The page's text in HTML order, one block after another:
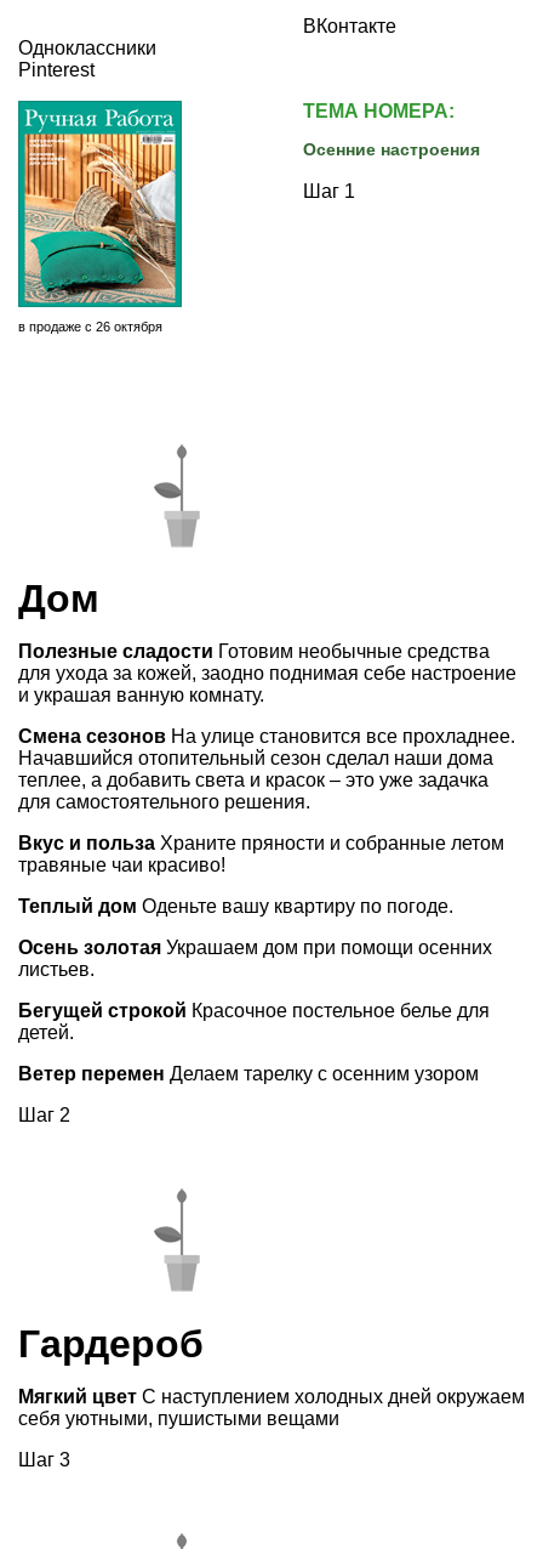
ВКонтакте
Одноклассники
Pinterest
в продаже с 26 октября
ТЕМА НОМЕРА:
Осенние настроения
Шаг 1
Дом
Полезные сладости Готовим необычные средства
для ухода за кожей, заодно поднимая себе настроение
и украшая ванную комнату.
Смена сезонов На улице становится все прохладнее.
Начавшийся отопительный сезон сделал наши дома
теплее, а добавить света и красок – это уже задачка
для самостоятельного решения.
Вкус и польза Храните пряности и собранные летом
травяные чаи красиво!
Теплый дом Оденьте вашу квартиру по погоде.
Осень золотая Украшаем дом при помощи осенних
листьев.
Бегущей строкой Красочное постельное белье для
детей.
Ветер перемен Делаем тарелку с осенним узором
Шаг 2
Гардероб
Мягкий цвет С наступлением холодных дней окружаем
себя уютными, пушистыми вещами
Шаг 3